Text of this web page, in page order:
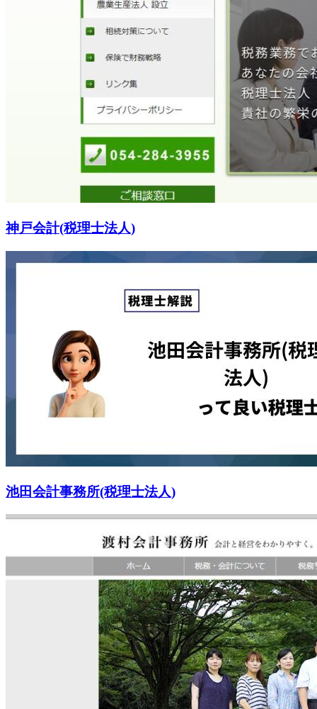
神戸会計(税理士法人)
池田会計事務所(税理士法人)